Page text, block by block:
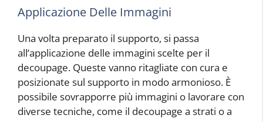
Applicazione Delle Immagini
Una volta preparato il supporto, si passa
all’applicazione delle immagini scelte per il
decoupage. Queste vanno ritagliate con cura e
posizionate sul supporto in modo armonioso. È
possibile sovrapporre più immagini o lavorare con
diverse tecniche, come il decoupage a strati o a